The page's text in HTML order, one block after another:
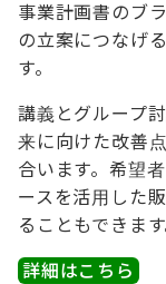
事業計画書のブ
の立案につなげ
す。
講義とグループ
来に向けた改善
合います。希望
ースを活用した
ることもできます
詳細はこちら